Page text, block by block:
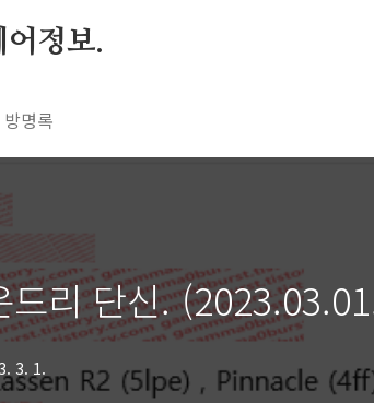
정보.
방명록
드리 단신.
3. 1.